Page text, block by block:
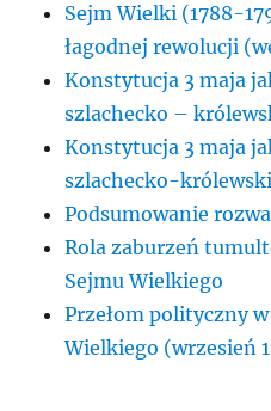
Sejm Wielki (1788-
łagodnej rewolucji
Konstytucja 3 maja
szlachecko –
Konstytucja 3 maja
szlachecko-
Podsumowanie
Rola zaburzeń
Sejmu Wielkiego
Przełom polityczny
Wielkiego (wrzesień